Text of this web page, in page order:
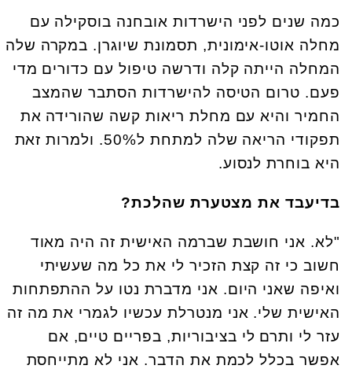
כמה שנים לפני הישרדות אובחנה בוסקילה עם
מחלה אוטו-אימונית, תסמונת שיוגרן. במקרה שלה
המחלה הייתה קלה ודרשה טיפול עם כדורים מדי
פעם. טרום הטיסה להישרדות הסתבר שהמצב
החמיר והיא עם מחלת ריאות קשה שהורידה את
תפקודי הריאה שלה למתחת ל50%. ולמרות זאת
היא בוחרת לנסוע.
בדיעבד את מצטערת שהלכת?
"לא. אני חושבת שברמה האישית זה היה מאוד
חשוב כי זה קצת הזכיר לי את כל מה שעשיתי
ואיפה שאני היום. אני מדברת נטו על ההתפתחות
האישית שלי. אני מנטרלת עכשיו לגמרי את מה זה
עזר לי ותרם לי בציבוריות, בפריים טיים, אם
אפשר בכלל לכמת את הדבר. אני לא מתייחסת